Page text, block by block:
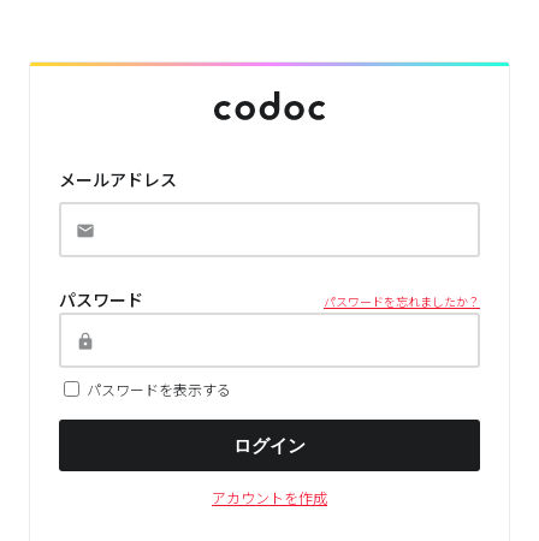
メールアドレス
パスワード パスワードを忘れましたか？
パスワードを表示する
ログイン
アカウントを作成